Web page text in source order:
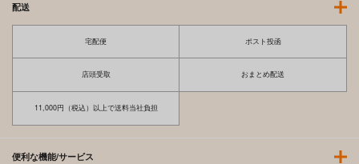
配送
宅配便 ポスト投函
店頭受取 おまとめ配送
11,000円（税込）以上で送料当社負担
便利な機能/サービス